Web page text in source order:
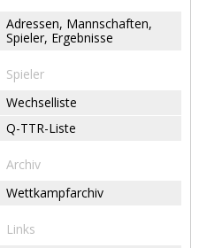
Adressen, Mannschaften,
Spieler, Ergebnisse
Spieler
Wechselliste
Q-TTR-Liste
Archiv
Wettkampfarchiv
Links